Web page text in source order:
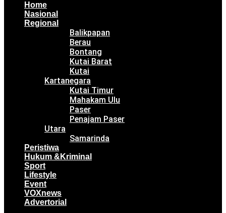
Home
Nasional
Regional
Balikpapan
Berau
Bontang
Kutai Barat
Kutai
Kartanegara
Kutai Timur
Mahakam Ulu
Paser
Penajam Paser
Utara
Samarinda
Peristiwa
Hukum &Kriminal
Sport
Lifestyle
Event
VOXnews
Advertorial